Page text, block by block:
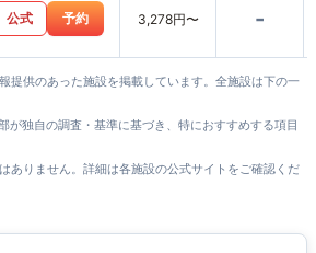
公式 予約 3,278円〜 -
提供のあった施設を掲載しています。全施設は下の一
が独自の調査・基準に基づき、特におすすめする項目
ありません。詳細は各施設の公式サイトをご確認くだ